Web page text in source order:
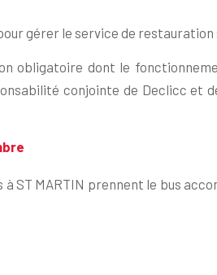
gérer le service de
obligatoire dont le
conjointe de Declicc et
ST MARTIN prennent le bus